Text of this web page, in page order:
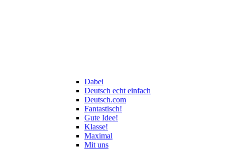
Dabei
Deutsch echt einfach
Deutsch.com
Fantastisch!
Gute Idee!
Klasse!
Maximal
Mit uns